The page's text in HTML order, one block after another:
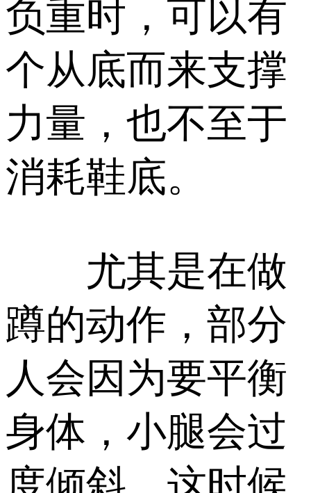
负重时，可以有
个从底而来支撑
力量，也不至于
消耗鞋底。
尤其是在做
蹲的动作，部分
人会因为要平衡
身体，小腿会过